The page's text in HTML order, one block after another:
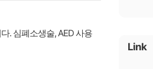
Link
. 심폐소생술, AED 사용